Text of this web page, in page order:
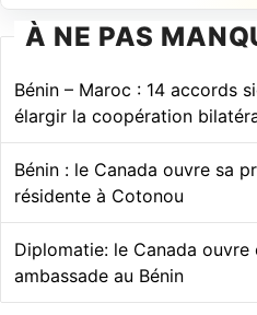
À NE PAS
Bénin – Maroc : 14 accords
élargir la coopération
Bénin : le Canada ouvre sa
résidente à Cotonou
Diplomatie: le Canada
ambassade au Bénin